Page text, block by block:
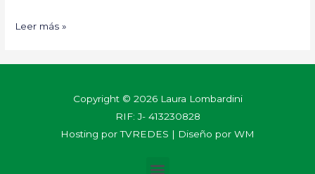
Leer más »
Copyright © 2026 Laura Lombardini
RIF: J- 413230828
Hosting porTVREDES | Diseño por WM